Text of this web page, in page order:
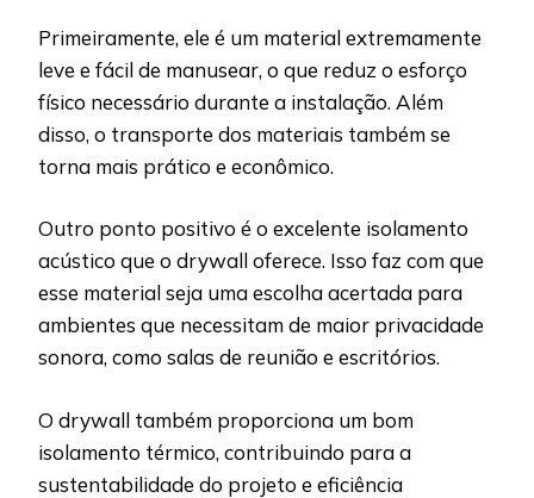
Primeiramente, ele é um material extremamente
leve e fácil de manusear, o que reduz o esforço
físico necessário durante a instalação. Além
disso, o transporte dos materiais também se
torna mais prático e econômico.
Outro ponto positivo é o excelente isolamento
acústico que o drywall oferece. Isso faz com que
esse material seja uma escolha acertada para
ambientes que necessitam de maior privacidade
sonora, como salas de reunião e escritórios.
O drywall também proporciona um bom
isolamento térmico, contribuindo para a
sustentabilidade do projeto e eficiência